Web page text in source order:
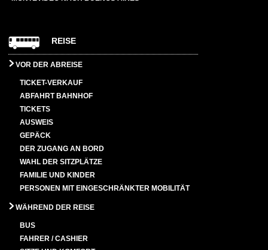
REISE
VOR DER ABREISE
TICKET-VERKAUF
ABFAHRT BAHNHOF
TICKETS
AUSWEIS
GEPÄCK
DER ZUGANG AN BORD
WAHL DER SITZPLÄTZE
FAMILIE UND KINDER
PERSONEN MIT EINGESCHRÄNKTER MOBILITÄT
WÄHREND DER REISE
BUS
FAHRER / CASHIER